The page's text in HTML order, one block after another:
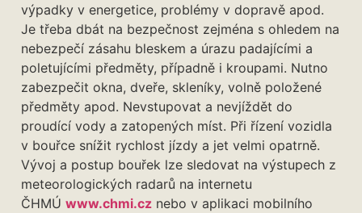
výpadky v energetice, problémy v dopravě apod.
Je třeba dbát na bezpečnost zejména s ohledem na
nebezpečí zásahu bleskem a úrazu padajícími a
poletujícími předměty, případně i kroupami. Nutno
zabezpečit okna, dveře, skleníky, volně položené
předměty apod. Nevstupovat a nevjíždět do
proudící vody a zatopených míst. Při řízení vozidla
v bouřce snížit rychlost jízdy a jet velmi opatrně.
Vývoj a postup bouřek lze sledovat na výstupech z
meteorologických radarů na internetu
ČHMÚ www.chmi.cz nebo v aplikaci mobilního